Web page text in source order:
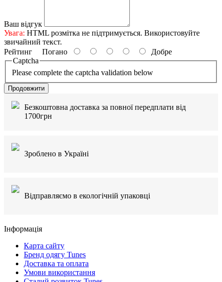
Ваш відгук
Увага: HTML розмітка не підтримується. Використовуйте
звичайний текст.
Рейтинг Погано
Добре
Captcha
Please complete the captcha validation below
Продовжити
Безкоштовна доставка за повної передплати від
1700грн
Зроблено в Україні
Відправляємо в екологічній упаковці
Інформація
Карта сайту
Бренд одягу Tunes
Доставка та оплата
Умови використання